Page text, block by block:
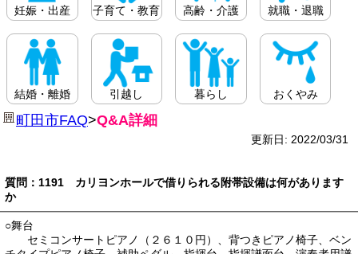
妊娠・出産 子育て・教育 高齢・介護 就職・退職
結婚・離婚 引越し 暮らし おくやみ
町田市FAQ>Q&A詳細
更新日: 2022/03/31
質問：1191 カリヨンホールで借りられる附帯設備は何があります
か
○舞台
セミコンサートピアノ（２６１０円）、背つきピアノ椅子、ベン